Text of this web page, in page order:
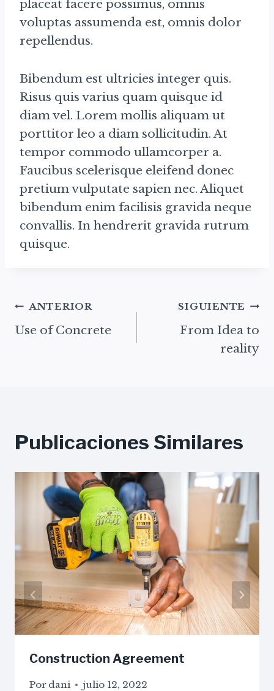
placeat facere possimus, omnis
voluptas assumenda est, omnis dolor
repellendus.
Bibendum est ultricies integer quis.
Risus quis varius quam quisque id
diam vel. Lorem mollis aliquam ut
porttitor leo a diam sollicitudin. At
tempor commodo ullamcorper a.
Faucibus scelerisque eleifend donec
pretium vulputate sapien nec. Aliquet
bibendum enim facilisis gravida neque
convallis. In hendrerit gravida rutrum
quisque.
Navegación
De
ANTERIOR
Use of Concrete
SIGUIENTE
From Idea to
reality
Publicaciones Similares
Construction Agreement
Por dani julio 12, 2022